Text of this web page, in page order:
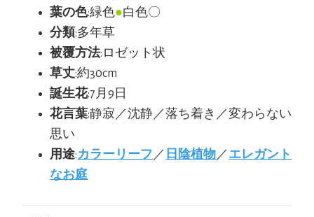
葉の色:緑色●白色〇
分類:多年草
被覆方法:ロゼット状
草丈:約30cm
誕生花:7月9日
花言葉:静寂／沈静／落ち着き／変わらない
思い
用途:カラーリーフ ／ 日陰植物 ／ エレガント
なお庭